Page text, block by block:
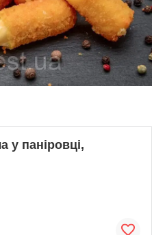
у паніровці,